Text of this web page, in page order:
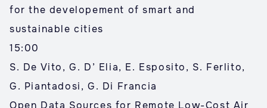
for the developement of smart and
sustainable cities
15:00
S. De Vito, G. D’ Elia, E. Esposito, S. Ferlito,
G. Piantadosi, G. Di Francia
Open Data Sources for Remote Low-Cost Air